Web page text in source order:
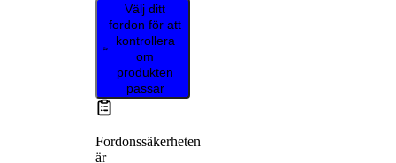
Välj ditt
fordon för att
kontrollera
om
produkten
passar
Fordonssäkerheten
är